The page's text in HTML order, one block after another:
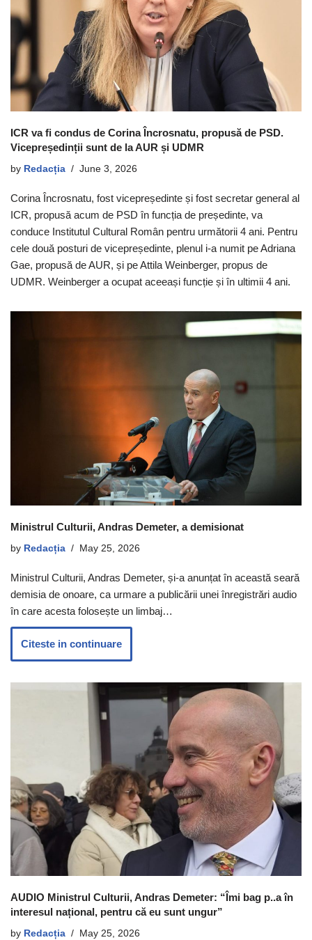
ICR va fi condus de Corina Încrosnatu, propusă de PSD.
Vicepreședinții sunt de la AUR și UDMR
by Redacția June 3, 2026
Corina Încrosnatu, fost vicepreședinte și fost secretar general al
ICR, propusă acum de PSD în funcția de președinte, va
conduce Institutul Cultural Român pentru următorii 4 ani. Pentru
cele două posturi de vicepreședinte, plenul i-a numit pe Adriana
Gae, propusă de AUR, și pe Attila Weinberger, propus de
UDMR. Weinberger a ocupat aceeași funcție și în ultimii 4 ani.
Ministrul Culturii, Andras Demeter, a demisionat
by Redacția May 25, 2026
Ministrul Culturii, Andras Demeter, și-a anunțat în această seară
demisia de onoare, ca urmare a publicării unei înregistrări audio
în care acesta folosește un limbaj…
Citeste in continuare
AUDIO Ministrul Culturii, Andras Demeter: “Îmi bag p..a în
interesul național, pentru că eu sunt ungur”
by Redacția May 25, 2026